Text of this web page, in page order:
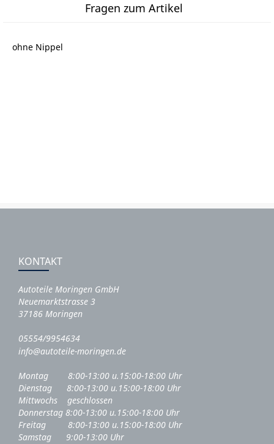
Fragen zum Artikel
ohne Nippel
KONTAKT
Autoteile Moringen GmbH
Neuemarktstrasse 3
37186 Moringen
05554/9954634
info@autoteile-moringen.de
Montag 8:00-13:00 u.15:00-18:00 Uhr
Dienstag 8:00-13:00 u.15:00-18:00 Uhr
Mittwochs geschlossen
Donnerstag 8:00-13:00 u.15:00-18:00 Uhr
Freitag 8:00-13:00 u.15:00-18:00 Uhr
Samstag 9:00-13:00 Uhr